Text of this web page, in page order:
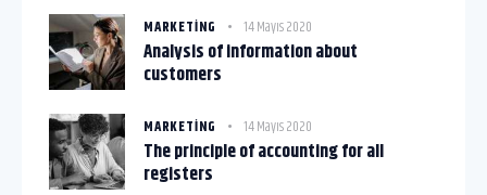
MARKETING 14 Mayıs 2020
Analysis of information about
customers
MARKETING 14 Mayıs 2020
The principle of accounting for all
registers